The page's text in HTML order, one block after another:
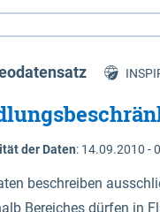
Niedersachsen (vgl.
472,5 bei
Dannenberg und
der Daten: 14.09.2010 -
beschreiben
Bereiches dürfen in